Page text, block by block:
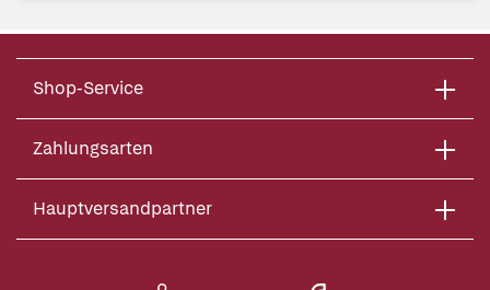
Shop-Service
Zahlungsarten
Hauptversandpartner